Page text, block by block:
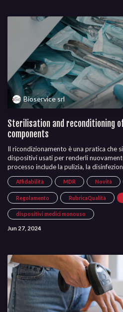
Bioservice srl
Sterilisation and reconditioning
components
Il ricondizionamento è una pratica che
dispositivi usati per renderli
processo include la pulizia, la
Affidabilità MDR Novità
Regolamento RubricaQualità
dispositivi medici monouso
Jun 27, 2024